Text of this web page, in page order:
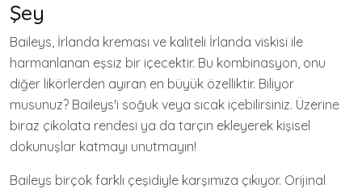
Şey
Baileys, İrlanda kreması ve kaliteli İrlanda viskisi ile
harmanlanan eşsiz bir içecektir. Bu kombinasyon, onu
diğer likörlerden ayıran en büyük özelliktir. Biliyor
musunuz? Baileys'i soğuk veya sıcak içebilirsiniz. Üzerine
biraz çikolata rendesi ya da tarçın ekleyerek kişisel
dokunuşlar katmayı unutmayın!
Baileys birçok farklı çeşidiyle karşımıza çıkıyor. Orijinal